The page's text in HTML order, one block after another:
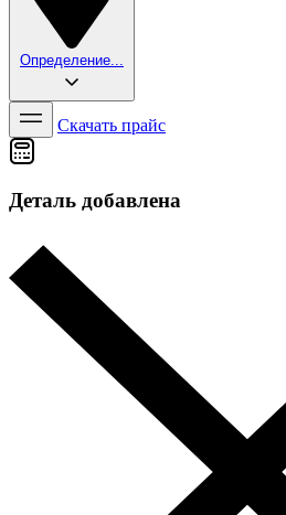
Определение...
Скачать прайс
Деталь добавлена